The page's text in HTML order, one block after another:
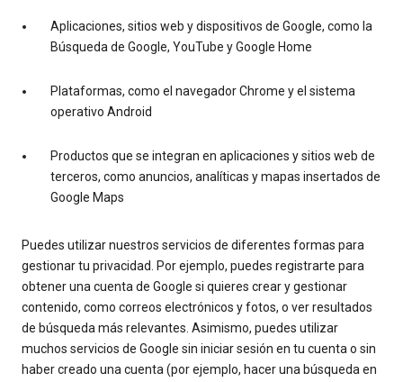
Aplicaciones, sitios web y dispositivos de Google, como la
Búsqueda de Google, YouTube y Google Home
Plataformas, como el navegador Chrome y el sistema
operativo Android
Productos que se integran en aplicaciones y sitios web de
terceros, como anuncios, analíticas y mapas insertados de
Google Maps
Puedes utilizar nuestros servicios de diferentes formas para
gestionar tu privacidad. Por ejemplo, puedes registrarte para
obtener una cuenta de Google si quieres crear y gestionar
contenido, como correos electrónicos y fotos, o ver resultados
de búsqueda más relevantes. Asimismo, puedes utilizar
muchos servicios de Google sin iniciar sesión en tu cuenta o sin
haber creado una cuenta (por ejemplo, hacer una búsqueda en